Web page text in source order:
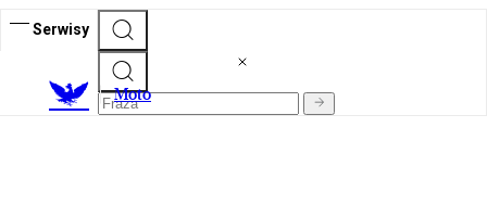
Serwisy
Moto